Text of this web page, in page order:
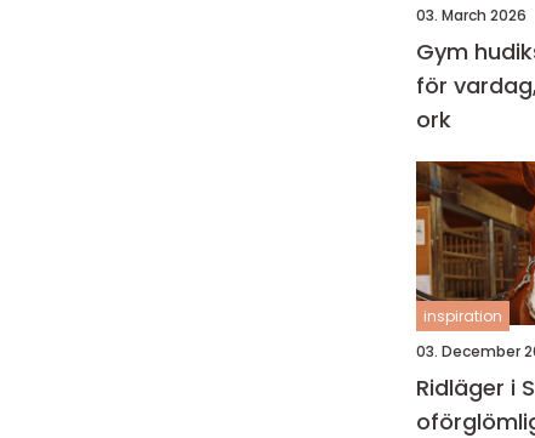
03. March 2026
Gym hudiksvall
för
ork
inspiration
03. December
Ridläger i